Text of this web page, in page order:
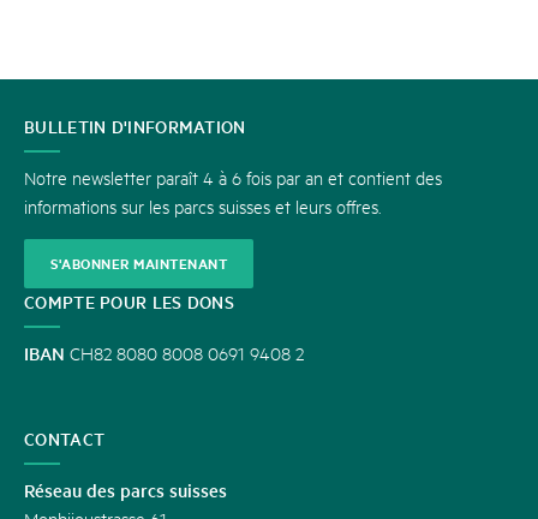
CONTACT
BULLETIN D'INFORMATION
Notre newsletter paraît 4 à 6 fois par an et contient des
informations sur les parcs suisses et leurs offres.
S'ABONNER MAINTENANT
COMPTE POUR LES DONS
IBAN CH82 8080 8008 0691 9408 2
CONTACT
Réseau des parcs suisses